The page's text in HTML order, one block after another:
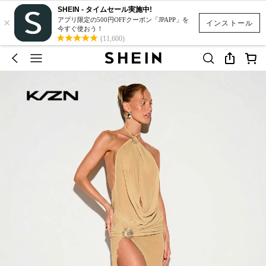
インストール
×
SHEIN - タイムセール実施中!
アプリ限定の500円OFFクーポン「JPAPP」を
今すぐ使おう！
(11,600)